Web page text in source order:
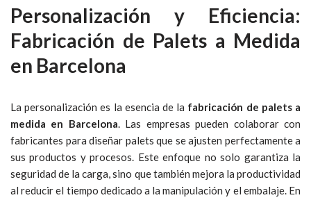
Personalización y Eficiencia:
Fabricación de Palets a Medida
en Barcelona
La personalización es la esencia de la fabricación de palets a
medida en Barcelona. Las empresas pueden colaborar con
fabricantes para diseñar palets que se ajusten perfectamente a
sus productos y procesos. Este enfoque no solo garantiza la
seguridad de la carga, sino que también mejora la productividad
al reducir el tiempo dedicado a la manipulación y el embalaje. En